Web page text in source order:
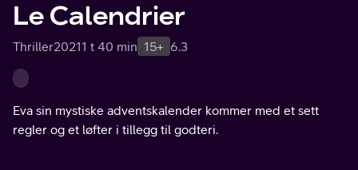
Le Calendrier
Thriller20211 t 40 min 15+ 6.3
Eva sin mystiske adventskalender kommer med et sett
regler og et løfter i tillegg til godteri.